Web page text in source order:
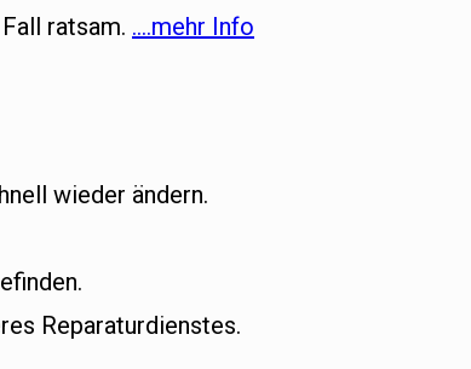
ratsam. ….mehr Info
wieder ändern.
Reparaturdienstes.